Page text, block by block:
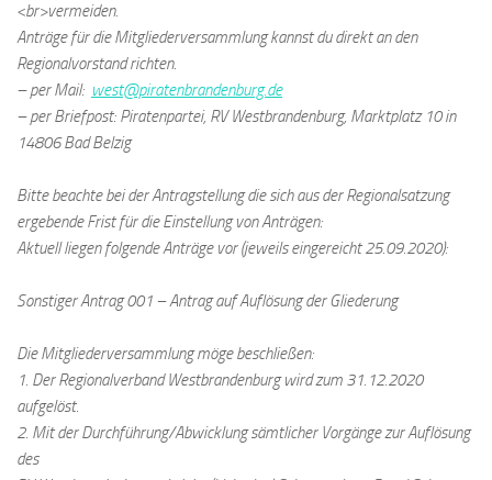
<br>vermeiden.
Anträge für die Mitgliederversammlung kannst du direkt an den
Regionalvorstand richten.
– per Mail: west@piratenbrandenburg.de
– per Briefpost: Piratenpartei, RV Westbrandenburg, Marktplatz 10 in
14806 Bad Belzig
Bitte beachte bei der Antragstellung die sich aus der Regionalsatzung
ergebende Frist für die Einstellung von Anträgen:
Aktuell liegen folgende Anträge vor (jeweils eingereicht 25.09.2020):
Sonstiger Antrag 001 – Antrag auf Auflösung der Gliederung
Die Mitgliederversammlung möge beschließen:
1. Der Regionalverband Westbrandenburg wird zum 31.12.2020
aufgelöst.
2. Mit der Durchführung/Abwicklung sämtlicher Vorgänge zur Auflösung
des